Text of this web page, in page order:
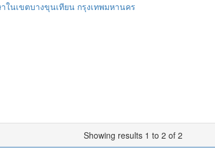
ในเขตบางขุนเทียน กรุงเทพมหานคร
Showing results 1 to 2 of 2